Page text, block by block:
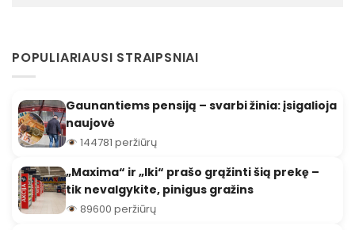
POPULIARIAUSI STRAIPSNIAI
Gaunantiems pensiją – svarbi žinia: įsigalioja
naujovė
144781 peržiūrų
„Maxima“ ir „Iki“ prašo grąžinti šią prekę –
tik nevalgykite, pinigus gražins
89600 peržiūrų